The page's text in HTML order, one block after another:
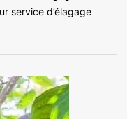
service d’élagage